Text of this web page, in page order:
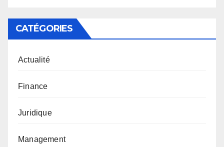
CATÉGORIES
Actualité
Finance
Juridique
Management